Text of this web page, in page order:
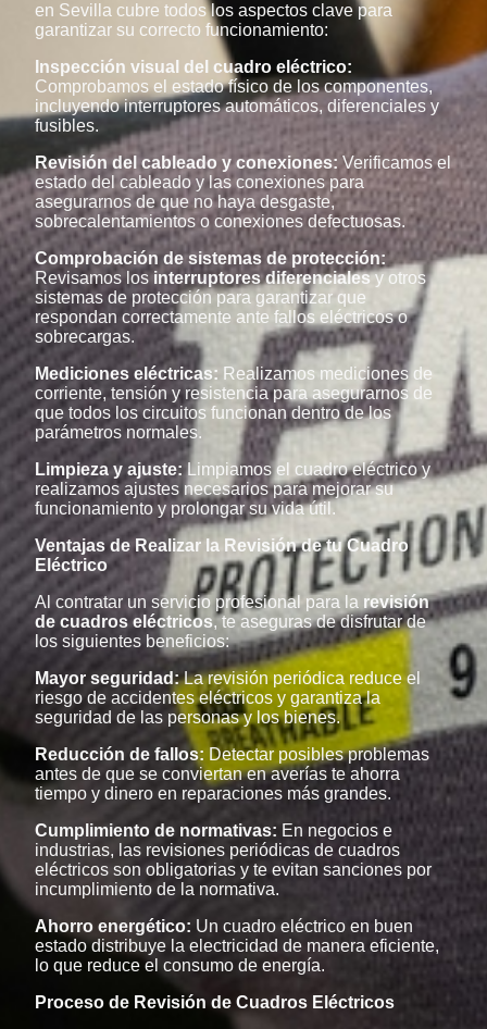
en Sevilla cubre todos los aspectos clave para
garantizar su correcto funcionamiento:
Inspección visual del cuadro eléctrico:
Comprobamos el estado físico de los componentes,
incluyendo interruptores automáticos, diferenciales y
fusibles.
Revisión del cableado y conexiones: Verificamos el
estado del cableado y las conexiones para
asegurarnos de que no haya desgaste,
sobrecalentamientos o conexiones defectuosas.
Comprobación de sistemas de protección:
Revisamos los interruptores diferencialesy otros
sistemas de protección para garantizar que
respondan correctamente ante fallos eléctricos o
sobrecargas.
Mediciones eléctricas: Realizamos mediciones de
corriente, tensión y resistencia para asegurarnos de
que todos los circuitos funcionan dentro de los
parámetros normales.
Limpieza y ajuste: Limpiamos el cuadro eléctrico y
realizamos ajustes necesarios para mejorar su
funcionamiento y prolongar su vida útil.
Ventajas de Realizar la Revisión de tu Cuadro
Eléctrico
Al contratar un servicio profesional para la revisión
de cuadros eléctricos, te aseguras de disfrutar de
los siguientes beneficios:
Mayor seguridad:La revisión periódica reduce el
riesgo de accidentes eléctricos y garantiza la
seguridad de las personas y los bienes.
Reducción de fallos: Detectar posibles problemas
antes de que se conviertan en averías te ahorra
tiempo y dinero en reparaciones más grandes.
Cumplimiento de normativas: En negocios e
industrias, las revisiones periódicas de cuadros
eléctricos son obligatorias y te evitan sanciones por
incumplimiento de la normativa.
Ahorro energético: Un cuadro eléctrico en buen
estado distribuye la electricidad de manera eficiente,
lo que reduce el consumo de energía.
Proceso de Revisión de Cuadros Eléctricos